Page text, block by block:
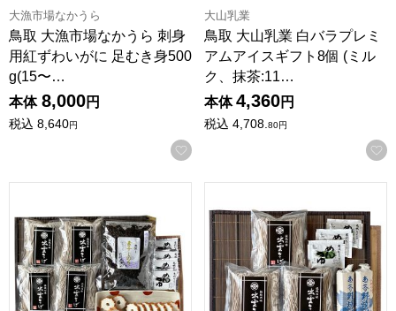
大漁市場なかうら
鳥取 大漁市場なかうら 刺身
用紅ずわいがに 足むき身500
g(15〜…
本体 8,000円
税込 8,640円
お気に入りに登録する
大山乳業
鳥取 大山乳業 白バラプレミ
アムアイスギフト8個 (ミル
ク、抹茶:11…
本体 4,360円
税込 4,708. 80円